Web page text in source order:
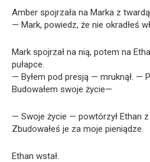
Amber spojrzała na Marka z
— Mark, powiedz, że nie okradłeś
Mark spojrzał na nią, potem na
pułapce.
— Byłem pod presją — mruknął. —
Budowałem swoje życie—
— Swoje życie — powtórzył Ethan
Zbudowałeś je za moje pieniądze.
Ethan wstał.